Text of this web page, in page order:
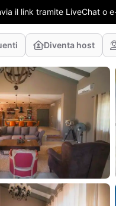
il link tramite LiveChat o
Diventa host